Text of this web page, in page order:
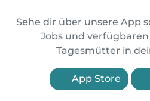
Sehe dir über unsere App
Jobs und
Tagesmütter in
App Store